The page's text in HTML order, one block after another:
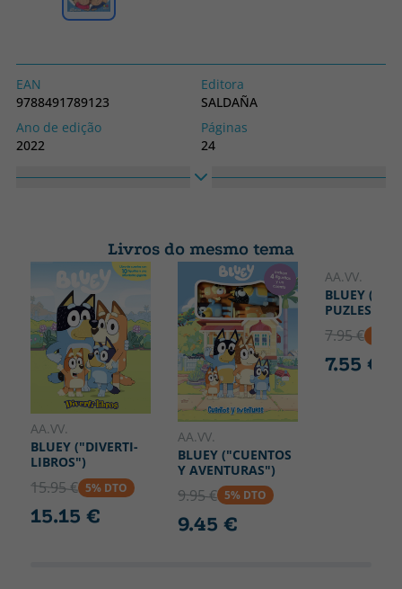
EAN
9788491789123
Editora
SALDAÑA
Ano de edição
2022
Páginas
24
Idioma
Largura
Livros do mesmo tema
AA.VV.
BLUEY ("DIVERTI-
LIBROS")
15.95 € 5% DTO
15.15 €
AA.VV.
BLUEY ("CUENTOS
Y AVENTURAS")
9.95 € 5% DTO
9.45 €
AA.VV.
BLUEY
PUZLES)
7.95 €
7.55 €